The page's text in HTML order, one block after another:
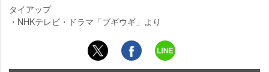
タイアップ
・NHKテレビ・ドラマ「ブギウギ」より